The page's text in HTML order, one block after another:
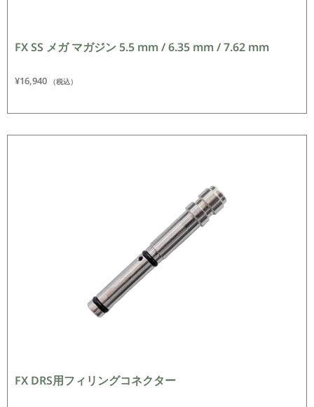
FX SS メガ マガジン 5.5 mm / 6.35 mm / 7.62 mm
¥16,940 （税込）
FX DRS用フィリングコネクター